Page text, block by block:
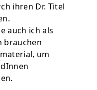
ihren Dr. Titel
auch ich als
brauchen
um